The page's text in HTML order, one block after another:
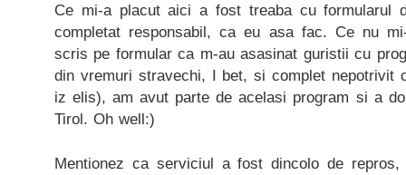
Ce mi-a placut aici a fost treaba cu formularul
completat responsabil, ca eu asa fac. Ce nu
scris pe formular ca m-au asasinat guristii cu
din vremuri stravechi, I bet, si complet nepotrivit
iz elis), am avut parte de acelasi program si a
Tirol. Oh well:)
Mentionez ca serviciul a fost dincolo de